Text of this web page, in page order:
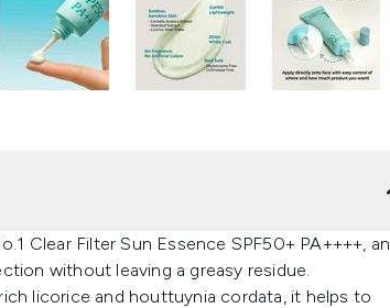
Clear Filter Sun Essence SPF50+ PA++++, an
without leaving a greasy residue.
licorice and houttuynia cordata, it helps to